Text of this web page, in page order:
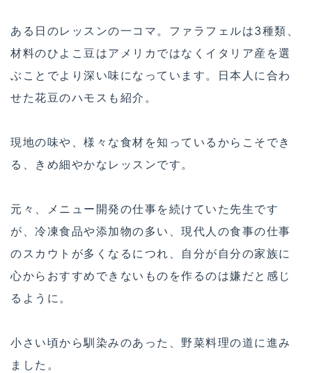
ある日のレッスンの一コマ。ファラフェルは3種類、
材料のひよこ豆はアメリカではなくイタリア産を選
ぶことでより深い味になっています。日本人に合わ
せた花豆のハモスも紹介。
現地の味や、様々な食材を知っているからこそでき
る、きめ細やかなレッスンです。
元々、メニュー開発の仕事を続けていた先生です
が、冷凍食品や添加物の多い、現代人の食事の仕事
のスカウトが多くなるにつれ、自分が自分の家族に
心からおすすめできないものを作るのは嫌だと感じ
るように。
小さい頃から馴染みのあった、野菜料理の道に進み
ました。